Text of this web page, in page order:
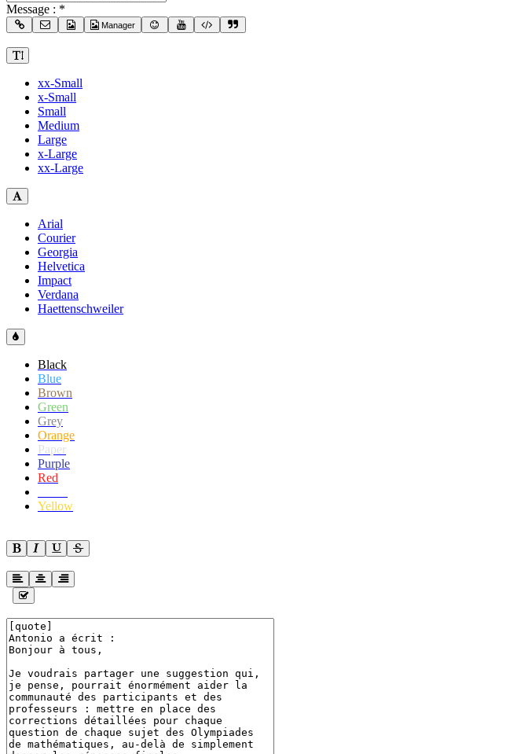
Message : *
Manager
xx-Small
x-Small
Small
Medium
Large
x-Large
xx-Large
Arial
Courier
Georgia
Helvetica
Impact
Verdana
Haettenschweiler
Black
Blue
Brown
Green
Grey
Orange
Paper
Purple
Red
Yellow